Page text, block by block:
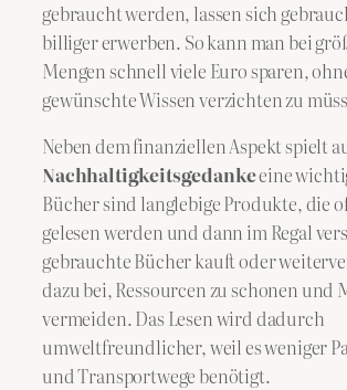
gebraucht werden, lassen sich
billiger erwerben. So kann man bei
Mengen schnell viele Euro sparen,
gewünschte Wissen verzichten zu
Neben dem finanziellen Aspekt spielt
Nachhaltigkeitsgedankeeine
Bücher sind langlebige Produkte, die
gelesen werden und dann im Regal
gebrauchte Bücher kauft oder
dazu bei, Ressourcen zu schonen und
vermeiden. Das Lesen wird dadurch
umweltfreundlicher, weil es weniger
und Transportwege benötigt.